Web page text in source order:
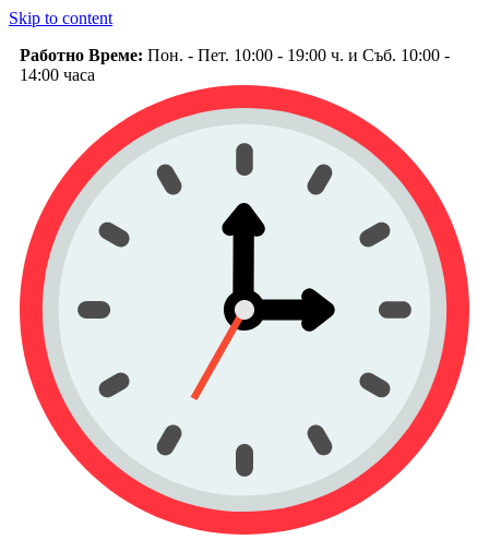
Skip to content
Работно Време: Пон. - Пет. 10:00 - 19:00 ч. и Съб. 10:00 -
14:00 часа